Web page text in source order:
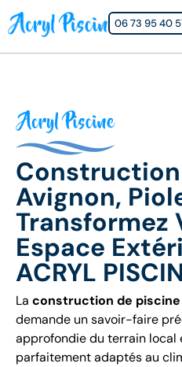
06 73 95 40
Avignon,
Transformez
Espace
ACRYL
La construction de piscine
demande un savoir-faire
approfondie du terrain local
parfaitement adaptés au